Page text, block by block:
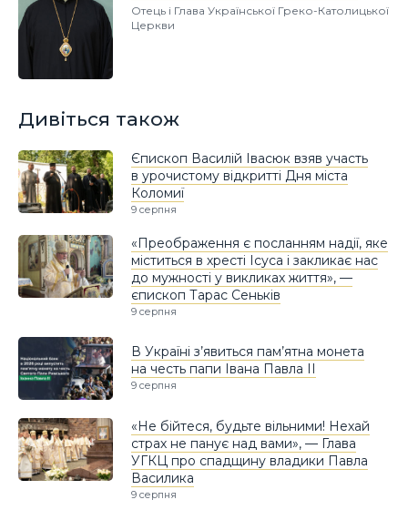
Отець і Глава Української Греко-Католицької
Церкви
Дивіться також
Єпископ Василій Івасюк взяв участь
в урочистому відкритті Дня міста
Коломиї
9 серпня
«Преображення є посланням надії, яке
міститься в хресті Ісуса і закликає нас
до мужності у викликах життя», —
єпископ Тарас Сеньків
9 серпня
В Україні з’явиться пам’ятна монета
на честь папи Івана Павла II
9 серпня
«Не бійтеся, будьте вільними! Нехай
страх не панує над вами», — Глава
УГКЦ про спадщину владики Павла
Василика
9 серпня